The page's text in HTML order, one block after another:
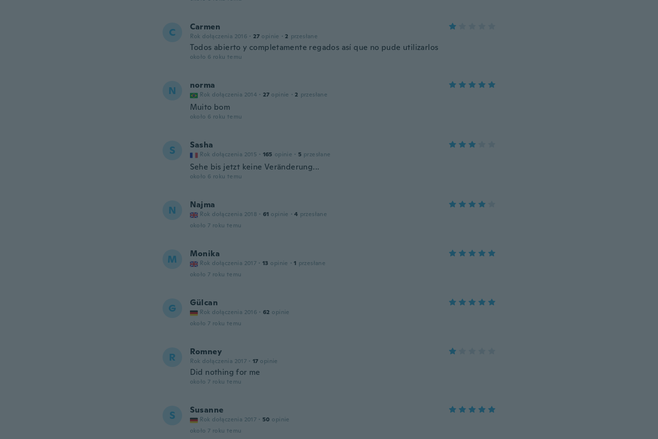
C Carmen
Rok dołączenia 2016 · 27 opinie · 2 przesłane
Todos abierto y completamente regados así que no pude utilizarlos
około 6 roku temu
N norma
Rok dołączenia 2014 · 27 opinie · 2 przesłane
Muito bom
około 6 roku temu
S Sasha
Rok dołączenia 2015 · 165 opinie · 5 przesłane
Sehe bis jetzt keine Veränderung...
około 6 roku temu
N Najma
Rok dołączenia 2018 · 61 opinie · 4 przesłane
około 7 roku temu
M Monika
Rok dołączenia 2017 · 13 opinie · 1 przesłane
około 7 roku temu
G Gülcan
Rok dołączenia 2016 · 62 opinie
około 7 roku temu
R Romney
Rok dołączenia 2017 · 17 opinie
Did nothing for me
około 7 roku temu
S Susanne
Rok dołączenia 2017 · 50 opinie
około 7 roku temu